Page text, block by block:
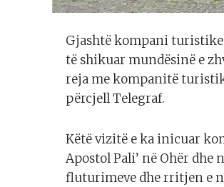
Gjashtë kompani turistike
të shikuar mundësinë e
reja me kompanitë
përcjell Telegraf.
Këtë vizitë e ka inicuar
Apostol Pali’ në Ohër
fluturimeve dhe rritjen e